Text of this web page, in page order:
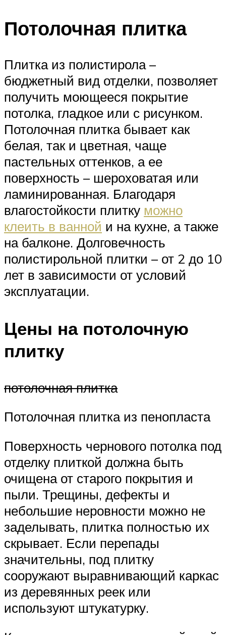
Потолочная плитка
Плитка из полистирола –
бюджетный вид отделки, позволяет
получить моющееся покрытие
потолка, гладкое или с рисунком.
Потолочная плитка бывает как
белая, так и цветная, чаще
пастельных оттенков, а ее
поверхность – шероховатая или
ламинированная. Благодаря
влагостойкости плитку можно
клеить в ванной и на кухне, а также
на балконе. Долговечность
полистирольной плитки – от 2 до 10
лет в зависимости от условий
эксплуатации.
Цены на потолочную
плитку
потолочная плитка
Потолочная плитка из пенопласта
Поверхность чернового потолка под
отделку плиткой должна быть
очищена от старого покрытия и
пыли. Трещины, дефекты и
небольшие неровности можно не
заделывать, плитка полностью их
скрывает. Если перепады
значительны, под плитку
сооружают выравнивающий каркас
из деревянных реек или
используют штукатурку.